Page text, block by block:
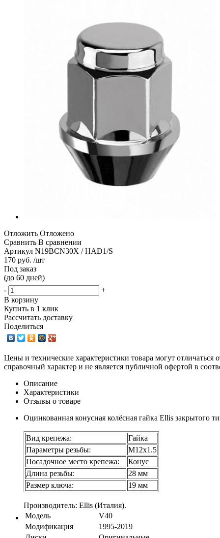
Отложить Отложено
Сравнить В сравнении
Артикул N19BCN30X / HAD1/S
170 руб. /шт
Под заказ
(до 60 дней)
-
+
В корзину
Купить в 1 клик
Рассчитать доставку
Поделиться
Цены и технические характеристики товара могут
справочный характер и не является публичной офертой в
Описание
Характеристики
Отзывы о товаре
Оцинкованная конусная колёсная гайка Ellis закрытого
Вид крепежа:
Гайка
Параметры резьбы:
М12х1.5
Посадочное место крепежа:
Конус
Длина резьбы:
28 мм
Размер ключа:
19 мм
Производитель: Ellis (Италия).
Модель
V40
Модификация
1995-2019